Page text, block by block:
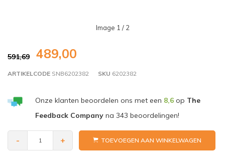
Image 1 / 2
591,69 489,00
ARTIKELCODE SNB6202382 SKU 6202382
Onze klanten beoordelen ons met een 8,6op The
Feedback Companyna 343 beoordelingen!
- + TOEVOEGEN AAN WINKELWAGEN